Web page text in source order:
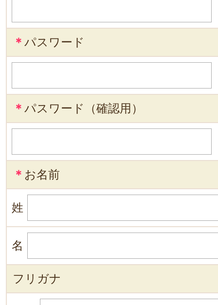
＊ パスワード
＊ パスワード（確認用）
＊ お名前
姓
名
フリガナ